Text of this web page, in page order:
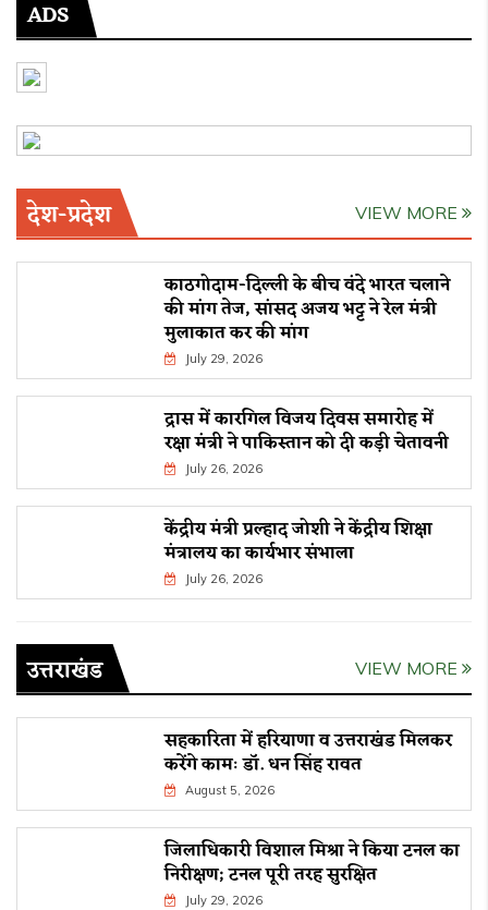
ADS
देश-प्रदेश VIEW MORE
काठगोदाम-दिल्ली के बीच वंदे भारत चलाने
की मांग तेज, सांसद अजय भट्ट ने रेल मंत्री
मुलाकात कर की मांग
July 29, 2026
द्रास में कारगिल विजय दिवस समारोह में
रक्षा मंत्री ने पाकिस्तान को दी कड़ी चेतावनी
July 26, 2026
केंद्रीय मंत्री प्रल्हाद जोशी ने केंद्रीय शिक्षा
मंत्रालय का कार्यभार संभाला
July 26, 2026
उत्तराखंड VIEW MORE
सहकारिता में हरियाणा व उत्तराखंड मिलकर
करेंगे कामः डाॅ. धन सिंह रावत
August 5, 2026
जिलाधिकारी विशाल मिश्रा ने किया टनल का
निरीक्षण; टनल पूरी तरह सुरक्षित
July 29, 2026